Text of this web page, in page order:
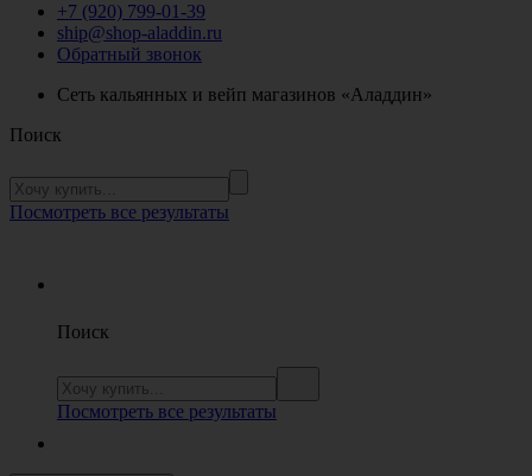
+7 (920) 799-01-39
ship@shop-aladdin.ru
Обратный звонок
Сеть кальянных и вейп магазинов «Аладдин»
Поиск
Посмотреть все результаты
Поиск
Посмотреть все результаты